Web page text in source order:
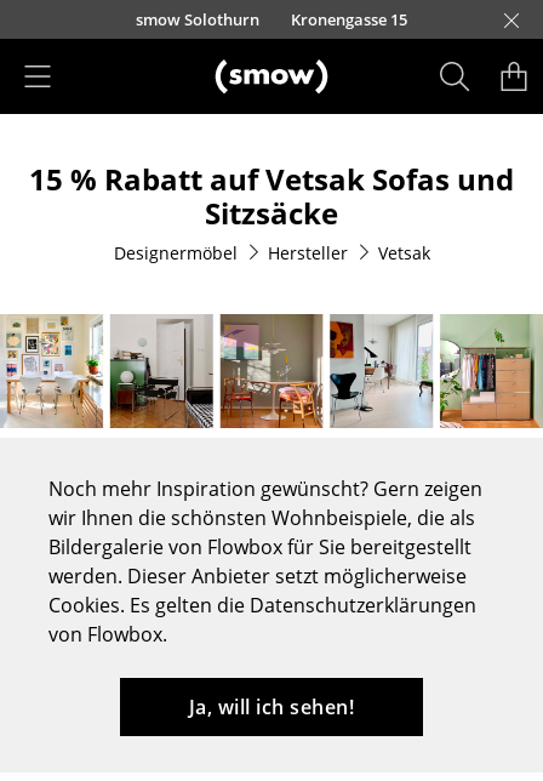
Direkt zum Inhaltsmow Solothurn Kronengasse 15
Sitzmöbel
Sessel
Loungesessel
Stühle
Freischwinger
Barhocker
Hocker
Bänke & Liegen
Sitzsäcke
15 % Rabatt auf Vetsak Sofas und
Sitzsäcke
Designermöbel Hersteller Vetsak
Noch mehr Inspiration gewünscht? Gern zeigen
wir Ihnen die schönsten Wohnbeispiele, die als
Bildergalerie von Flowbox für Sie bereitgestellt
werden. Dieser Anbieter setzt möglicherweise
Cookies. Es gelten die Datenschutzerklärungen
von Flowbox.
Ja, will ich sehen!